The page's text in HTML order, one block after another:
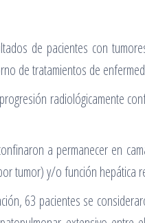
de pacientes con
de tratamientos de
radiológicamente
a permanecer en
tumor) y/o función hepática
63 pacientes se